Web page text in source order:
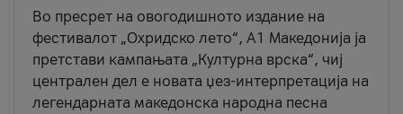
Во пресрет на овогодишното издание на
фестивалот „Охридско лето“, А1 Македонија ја
претстави кампањата „Културна врска“, чиј
централен дел е новата џез-интерпретација на
легендарната македонска народна песна